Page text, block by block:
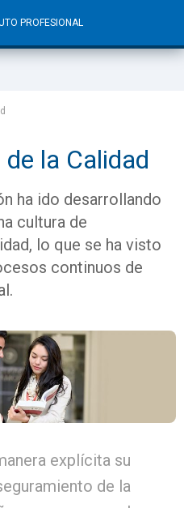
PROFESIONAL
la Calidad
ha ido desarrollando
cultura de
lo que se ha visto
continuos de
explícita su
de la